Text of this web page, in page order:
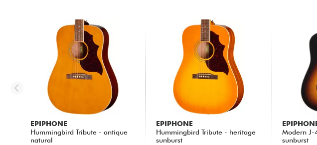
EPIPHONE
Hummingbird Tribute - antique
natural
EPIPHONE
Hummingbird Tribute - heritage
sunburst
Modern J-
sunburst